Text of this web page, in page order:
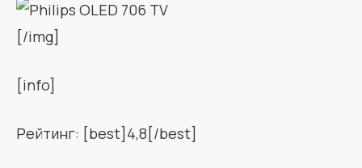
[/img]
[info]
Рейтинг: [best]4,8[/best]